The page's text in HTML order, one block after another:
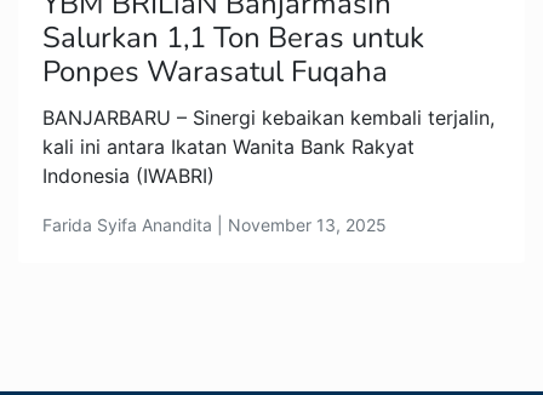
Salurkan 1,1 Ton Beras untuk
Ponpes Warasatul Fuqaha
BANJARBARU – Sinergi kebaikan kembali terjalin,
kali ini antara Ikatan Wanita Bank Rakyat
Indonesia (IWABRI)
Farida Syifa Anandita | November 13, 2025